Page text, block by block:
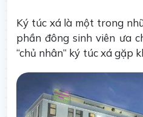
Ký túc xá là một trong
phần đông sinh viên ưa
“chủ nhân” ký túc xá gặp
pháp tối ưu dành cho
mềm quản lý ký túc xá.